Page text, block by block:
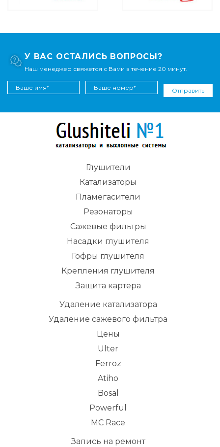
У ВАС ОСТАЛИСЬ ВОПРОСЫ?
Наш менеджер свяжется с Вами в течение 20 минут.
Отправить
Глушители
Катализаторы
Пламегасители
Резонаторы
Сажевые фильтры
Насадки глушителя
Гофры глушителя
Крепления глушителя
Защита картера
Удаление катализатора
Удаление сажевого фильтра
Цены
Ulter
Ferroz
Atiho
Bosal
Powerful
MC Race
Запись на ремонт